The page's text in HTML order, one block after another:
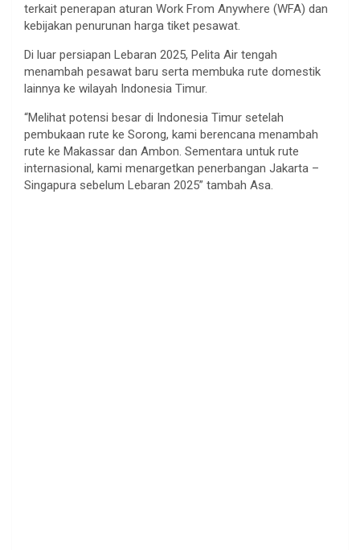
terkait penerapan aturan Work From Anywhere (WFA) dan
kebijakan penurunan harga tiket pesawat.
Di luar persiapan Lebaran 2025, Pelita Air tengah
menambah pesawat baru serta membuka rute domestik
lainnya ke wilayah Indonesia Timur.
“Melihat potensi besar di Indonesia Timur setelah
pembukaan rute ke Sorong, kami berencana menambah
rute ke Makassar dan Ambon. Sementara untuk rute
internasional, kami menargetkan penerbangan Jakarta –
Singapura sebelum Lebaran 2025” tambah Asa.